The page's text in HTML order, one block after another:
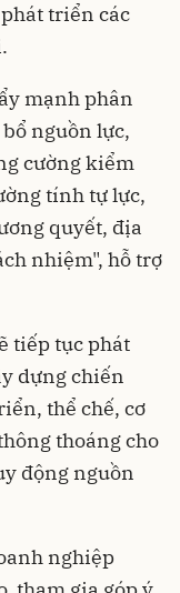
triển các
mạnh phân
nguồn lực,
cường kiểm
tính tự lực,
quyết, địa
nhiệm", hỗ trợ
tiếp tục phát
dựng chiến
thể chế, cơ
thoáng cho
động nguồn
nghiệp